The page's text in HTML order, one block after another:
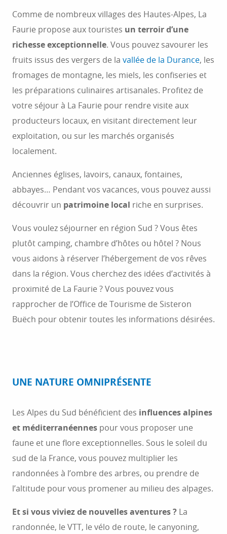
Comme de nombreux villages des Hautes-Alpes, La
Faurie propose aux touristes un terroir d’une
richesse exceptionnelle. Vous pouvez savourer les
fruits issus des vergers de la vallée de la Durance, les
fromages de montagne, les miels, les confiseries et
les préparations culinaires artisanales. Profitez de
votre séjour à La Faurie pour rendre visite aux
producteurs locaux, en visitant directement leur
exploitation, ou sur les marchés organisés
localement.
Anciennes églises, lavoirs, canaux, fontaines,
abbayes… Pendant vos vacances, vous pouvez aussi
découvrir un patrimoine local riche en surprises.
Vous voulez séjourner en région Sud ? Vous êtes
plutôt camping, chambre d’hôtes ou hôtel ? Nous
vous aidons à réserver l’hébergement de vos rêves
dans la région. Vous cherchez des idées d’activités à
proximité de La Faurie ? Vous pouvez vous
rapprocher de l’Office de Tourisme de Sisteron
Buëch pour obtenir toutes les informations désirées.
UNE NATURE OMNIPRÉSENTE
Les Alpes du Sud bénéficient des influences alpines
et méditerranéennes pour vous proposer une
faune et une flore exceptionnelles. Sous le soleil du
sud de la France, vous pouvez multiplier les
randonnées à l’ombre des arbres, ou prendre de
l’altitude pour vous promener au milieu des alpages.
Et si vous viviez de nouvelles aventures ? La
randonnée, le VTT, le vélo de route, le canyoning,